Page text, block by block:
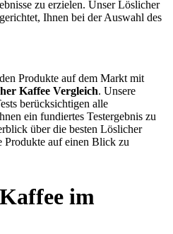
zu erzielen. Unser Löslicher
Ihnen bei der Auswahl des
Produkte auf dem Markt mit
Kaffee Vergleich. Unsere
berücksichtigen alle
ein fundiertes Testergebnis zu
über die besten Löslicher
Produkte auf einen Blick zu
im